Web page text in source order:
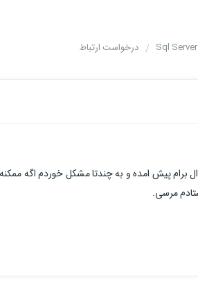
درخواست ارتباط
برام پیش امده و به چندتا مشکل خوردم اگه
مرسی.